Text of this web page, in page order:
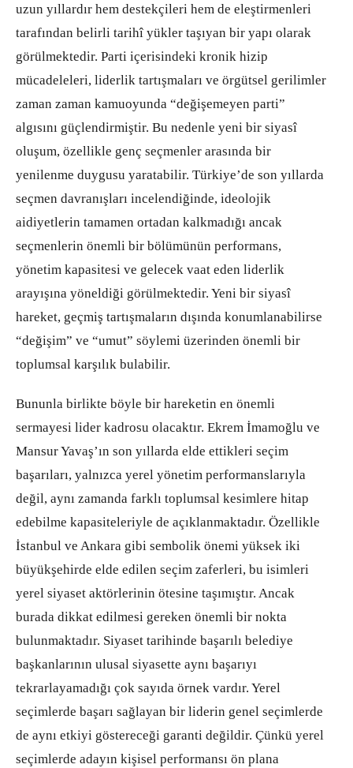
uzun yıllardır hem destekçileri hem de eleştirmenleri
tarafından belirli tarihî yükler taşıyan bir yapı olarak
görülmektedir. Parti içerisindeki kronik hizip
mücadeleleri, liderlik tartışmaları ve örgütsel gerilimler
zaman zaman kamuoyunda “değişemeyen parti”
algısını güçlendirmiştir. Bu nedenle yeni bir siyasî
oluşum, özellikle genç seçmenler arasında bir
yenilenme duygusu yaratabilir. Türkiye’de son yıllarda
seçmen davranışları incelendiğinde, ideolojik
aidiyetlerin tamamen ortadan kalkmadığı ancak
seçmenlerin önemli bir bölümünün performans,
yönetim kapasitesi ve gelecek vaat eden liderlik
arayışına yöneldiği görülmektedir. Yeni bir siyasî
hareket, geçmiş tartışmaların dışında konumlanabilirse
“değişim” ve “umut” söylemi üzerinden önemli bir
toplumsal karşılık bulabilir.
Bununla birlikte böyle bir hareketin en önemli
sermayesi lider kadrosu olacaktır. Ekrem İmamoğlu ve
Mansur Yavaş’ın son yıllarda elde ettikleri seçim
başarıları, yalnızca yerel yönetim performanslarıyla
değil, aynı zamanda farklı toplumsal kesimlere hitap
edebilme kapasiteleriyle de açıklanmaktadır. Özellikle
İstanbul ve Ankara gibi sembolik önemi yüksek iki
büyükşehirde elde edilen seçim zaferleri, bu isimleri
yerel siyaset aktörlerinin ötesine taşımıştır. Ancak
burada dikkat edilmesi gereken önemli bir nokta
bulunmaktadır. Siyaset tarihinde başarılı belediye
başkanlarının ulusal siyasette aynı başarıyı
tekrarlayamadığı çok sayıda örnek vardır. Yerel
seçimlerde başarı sağlayan bir liderin genel seçimlerde
de aynı etkiyi göstereceği garanti değildir. Çünkü yerel
seçimlerde adayın kişisel performansı ön plana